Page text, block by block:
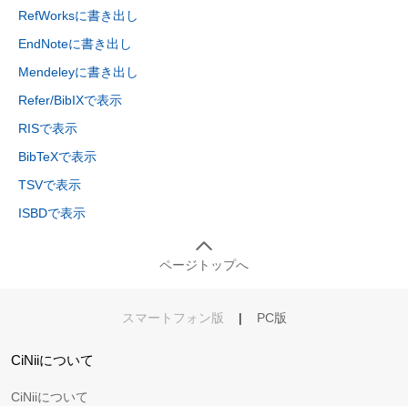
RefWorksに書き出し
EndNoteに書き出し
Mendeleyに書き出し
Refer/BibIXで表示
RISで表示
BibTeXで表示
TSVで表示
ISBDで表示
ページトップへ
スマートフォン版 | PC版
CiNiiについて
CiNiiについて